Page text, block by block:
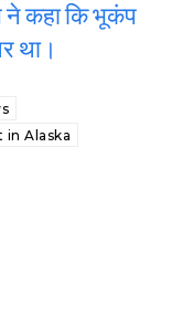
ने कहा कि भूकंप
था।
Alaska